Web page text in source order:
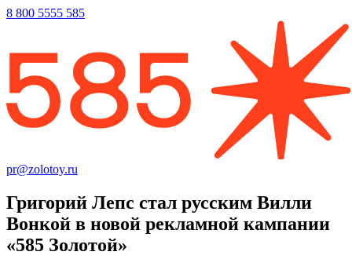
8 800 5555 585
pr@zolotoy.ru
Григорий Лепс стал русским Вилли
Вонкой в новой рекламной кампании
«585 Золотой»